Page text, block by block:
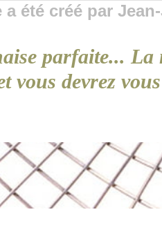
a été créé par
parfaite...
vous devrez